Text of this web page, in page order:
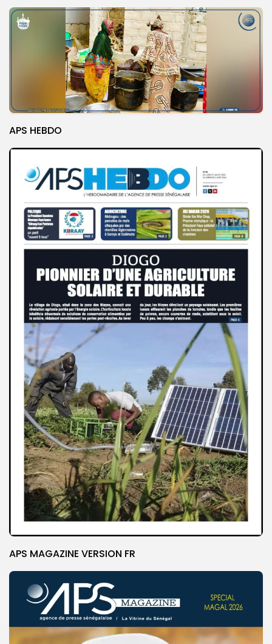
APS HEBDO
APS MAGAZINE VERSION FR